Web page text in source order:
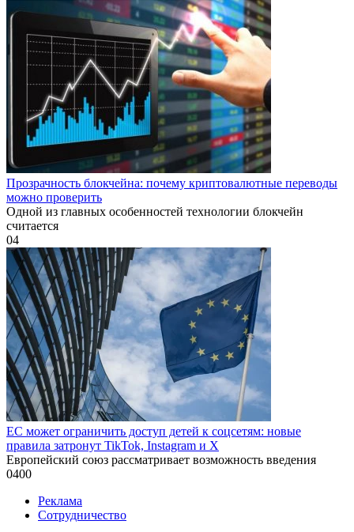
Прозрачность блокчейна: почему криптовалютные переводы
можно проверить
Одной из главных особенностей технологии блокчейн
считается
04
ЕС может ограничить доступ детей к соцсетям: новые
правила затронут TikTok, Instagram и X
Европейский союз рассматривает возможность введения
0400
Реклама
Сотрудничество